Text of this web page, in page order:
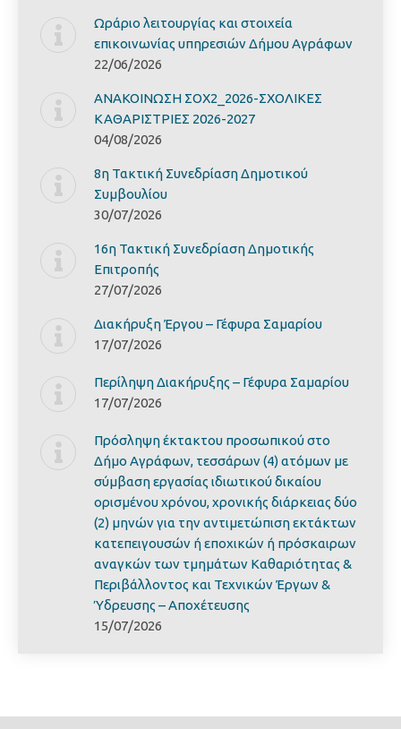
Ωράριο λειτουργίας και στοιχεία
επικοινωνίας υπηρεσιών Δήμου Αγράφων
22/06/2026
ΑΝΑΚΟΙΝΩΣΗ ΣΟΧ2_2026-ΣΧΟΛΙΚΕΣ
ΚΑΘΑΡΙΣΤΡΙΕΣ 2026-2027
04/08/2026
8η Τακτική Συνεδρίαση Δημοτικού
Συμβουλίου
30/07/2026
16η Τακτική Συνεδρίαση Δημοτικής
Επιτροπής
27/07/2026
Διακήρυξη Έργoυ – Γέφυρα Σαμαρίoυ
17/07/2026
Περίληψη Διακήρυξης – Γέφυρα Σαμαρίoυ
17/07/2026
Πρόσληψη έκτακτου προσωπικού στο
Δήμο Αγράφων, τεσσάρων (4) ατόμων με
σύμβαση εργασίας ιδιωτικού δικαίου
ορισμένου χρόνου, χρονικής διάρκειας δύο
(2) μηνών για την αντιμετώπιση εκτάκτων
κατεπειγουσών ή εποχικών ή πρόσκαιρων
αναγκών των τμημάτων Καθαριότητας &
Περιβάλλοντος και Τεχνικών Έργων &
Ύδρευσης – Αποχέτευσης
15/07/2026